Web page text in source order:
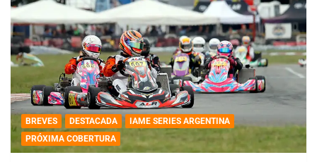
BREVES DESTACADA
IAME SERIES ARGENTINA
PRÓXIMA COBERTURA